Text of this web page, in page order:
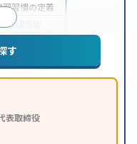
習習慣の定着
受講可能
す
表取締役